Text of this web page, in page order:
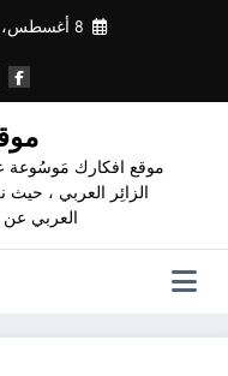
8 أغسطس، 2026
موقع افكارك مَوسُوعة
الزائِر العربي ،
العربي